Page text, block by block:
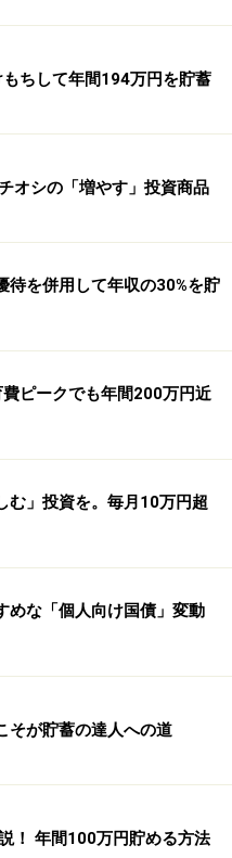
ちして年間194万円を貯蓄
オシの「増やす」投資商品
待を併用して年収の30%を貯
ピークでも年間200万円近
む」投資を。毎月10万円超
めな「個人向け国債」変動
そが貯蓄の達人への道
！ 年間100万円貯める方法